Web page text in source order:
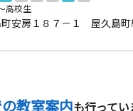
高校生
安房１８７－１ 屋久島町
教室案内も行ってい